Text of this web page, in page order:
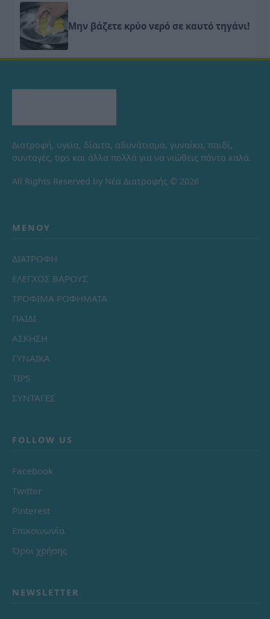
Μην βάζετε κρύο νερό σε καυτό τηγάνι!
Διατροφή, υγεία, δίαιτα, αδυνάτισμα, γυναίκα, παιδί,
συνταγές, tips και άλλα πολλά για να νιώθεις πάντα καλά.
All Rights Reserved by Νέα Διατροφής © 2026
ΜΕΝΟΎ
ΔΙΑΤΡΟΦΗ
ΕΛΕΓΧΟΣ ΒΑΡΟΥΣ
ΤΡΟΦΙΜΑ ΡΟΦΗΜΑΤΑ
ΠΑΙΔΙ
ΑΣΚΗΣΗ
ΓΥΝΑΙΚΑ
TIPS
ΣΥΝΤΑΓΕΣ
FOLLOW US
Facebook
Twitter
Pinterest
Επικοινωνία
Όροι χρήσης
NEWSLETTER